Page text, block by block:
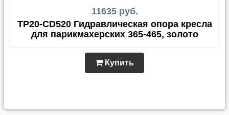
11635 руб.
TP20-CD520 Гидравлическая опора кресла
для парикмахерских 365-465, золото
Купить